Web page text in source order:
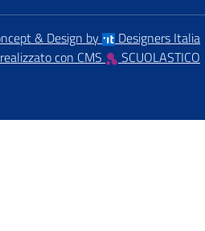
& Design by
Designers Italia
con CMS
SCUOLASTICO